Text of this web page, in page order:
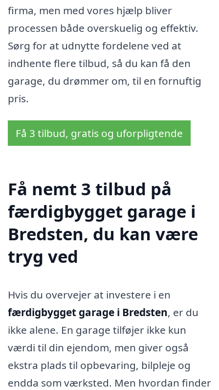
firma, men med vores hjælp bliver
processen både overskuelig og effektiv.
Sørg for at udnytte fordelene ved at
indhente flere tilbud, så du kan få den
garage, du drømmer om, til en fornuftig
pris.
Få 3 tilbud, gratis og uforpligtende
Få nemt 3 tilbud på
færdigbygget garage i
Bredsten, du kan være
tryg ved
Hvis du overvejer at investere i en
færdigbygget garage i Bredsten, er du
ikke alene. En garage tilføjer ikke kun
værdi til din ejendom, men giver også
ekstra plads til opbevaring, bilpleje og
endda som værksted. Men hvordan finder